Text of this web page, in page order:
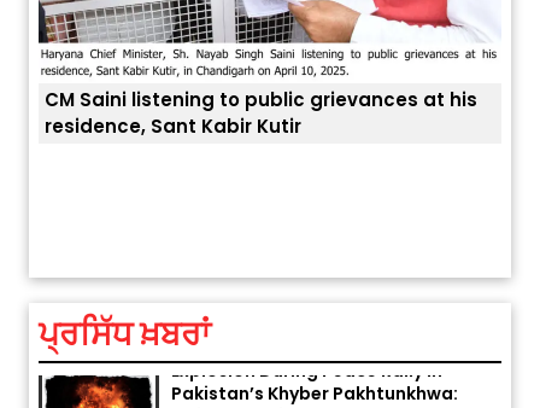
CM Saini listening to public grievances at his
residence, Sant Kabir Kutir
ਪ੍ਰਸਿੱਧ ਖ਼ਬਰਾਂExplosion During Peace Rally in
Pakistan’s Khyber Pakhtunkhwa:
7 Killed, 18 Injured